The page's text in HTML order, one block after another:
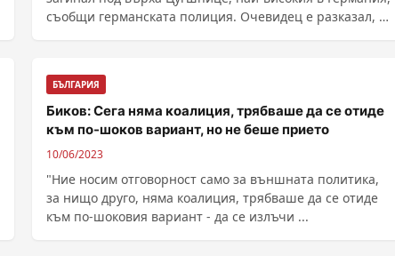
съобщи германската полиция. Очевидец е разказал, че
БЪЛГАРИЯ
Биков: Сега няма коалиция, трябваше да се отиде
към по-шоков вариант, но не беше прието
10/06/2023
"Ние носим отговорност само за външната политика,
за нищо друго, няма коалиция, трябваше да се отиде
към по-шоковия вариант - да се излъчи ...